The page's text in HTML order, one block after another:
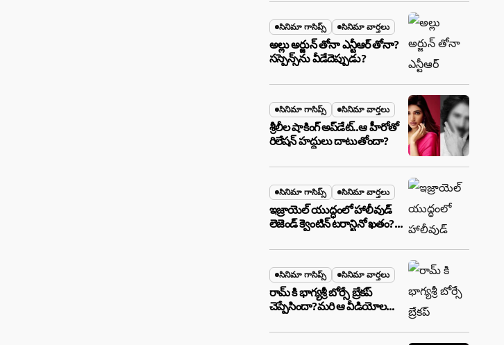
జరుగుతోంది!
సినిమా గాసిప్స్ సినిమా వార్తలు
అల్లు అర్జున్ తోనా ఎన్టీఆర్ తోనా?
సస్పెన్స్‌ను వీడేదెప్పుడు?
సినిమా గాసిప్స్ సినిమా వార్తలు
శ్రీలీల షాకింగ్ అప్‌డేట్..ఆ హీరోతో
రిలేషన్ హద్దులు దాటుతోందా?
సినిమా గాసిప్స్ సినిమా వార్తలు
ఇజ్రాయెల్ యుద్ధంలో హాలీవుడ్
లెజెండ్ క్వెంటిన్ టరాన్టినో ఖతం?
బూడిదయ్యారా? అసలు నిజం
ఇదీ!
సినిమా గాసిప్స్ సినిమా వార్తలు
రామ్ కి భాగ్యశ్రీ బోర్సే బ్రేకప్
చెప్పేసిందా?మరి ఆ వీడియోల